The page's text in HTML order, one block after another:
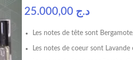
د.ج
Les notes de tête sont
Les notes de coeur sont Lavande